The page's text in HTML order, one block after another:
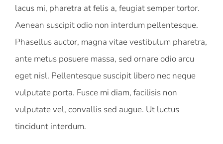
lacus mi, pharetra at felis a, feugiat semper tortor.
Aenean suscipit odio non interdum pellentesque.
Phasellus auctor, magna vitae vestibulum pharetra,
ante metus posuere massa, sed ornare odio arcu
eget nisl. Pellentesque suscipit libero nec neque
vulputate porta. Fusce mi diam, facilisis non
vulputate vel, convallis sed augue. Ut luctus
tincidunt interdum.